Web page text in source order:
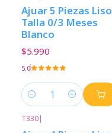
Ajuar 5 Piezas Liso
Talla 0/3 Meses
Blanco
$5.990
5.0
Cantidad
T330|